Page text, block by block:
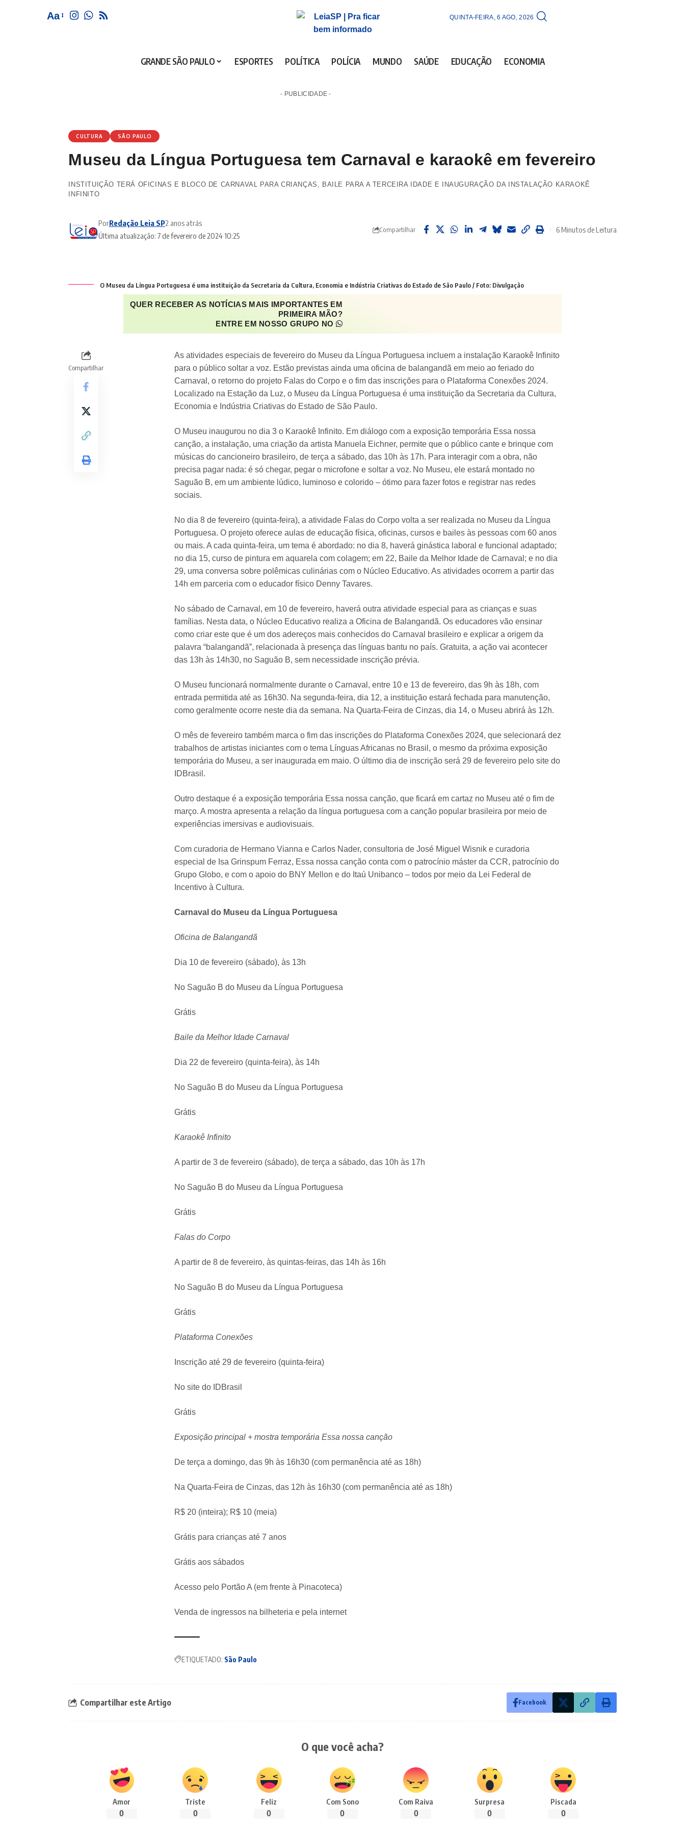
Aa QUINTA-FEIRA, 6 AGO, 2026
GRANDE SÃO PAULO ESPORTES POLÍTICA POLÍCIA MUNDO SAÚDE EDUCAÇÃO ECONOMIA
- PUBLICIDADE -
CULTURA SÃO PAULO
Museu da Língua Portuguesa tem Carnaval e karaokê em fevereiro
INSTITUIÇÃO TERÁ OFICINAS E BLOCO DE CARNAVAL PARA CRIANÇAS, BAILE PARA A TERCEIRA IDADE E INAUGURAÇÃO DA INSTALAÇÃO KARAOKÊ
INFINITO
Última atualização: 7 de fevereiro de 2024 10:25
PorRedação Leia SP2 anos atrás
Compartilhar 6 Minutos de Leitura
O Museu da Língua Portuguesa é uma instituição da Secretaria da Cultura, Economia e Indústria Criativas do Estado de São Paulo / Foto: Divulgação
QUER RECEBER AS NOTÍCIAS MAIS IMPORTANTES EM
PRIMEIRA MÃO?
ENTRE EM NOSSO GRUPO NO
Compartilhar
As atividades especiais de fevereiro do Museu da Língua Portuguesa incluem a instalação Karaokê Infinito
para o público soltar a voz. Estão previstas ainda uma oficina de balangandã em meio ao feriado do
Carnaval, o retorno do projeto Falas do Corpo e o fim das inscrições para o Plataforma Conexões 2024.
Localizado na Estação da Luz, o Museu da Língua Portuguesa é uma instituição da Secretaria da Cultura,
Economia e Indústria Criativas do Estado de São Paulo.
O Museu inaugurou no dia 3 o Karaokê Infinito. Em diálogo com a exposição temporária Essa nossa
canção, a instalação, uma criação da artista Manuela Eichner, permite que o público cante e brinque com
músicas do cancioneiro brasileiro, de terça a sábado, das 10h às 17h. Para interagir com a obra, não
precisa pagar nada: é só chegar, pegar o microfone e soltar a voz. No Museu, ele estará montado no
Saguão B, em um ambiente lúdico, luminoso e colorido – ótimo para fazer fotos e registrar nas redes
sociais.
No dia 8 de fevereiro (quinta-feira), a atividade Falas do Corpo volta a ser realizada no Museu da Língua
Portuguesa. O projeto oferece aulas de educação física, oficinas, cursos e bailes às pessoas com 60 anos
ou mais. A cada quinta-feira, um tema é abordado: no dia 8, haverá ginástica laboral e funcional adaptado;
no dia 15, curso de pintura em aquarela com colagem; em 22, Baile da Melhor Idade de Carnaval; e no dia
29, uma conversa sobre polêmicas culinárias com o Núcleo Educativo. As atividades ocorrem a partir das
14h em parceria com o educador físico Denny Tavares.
No sábado de Carnaval, em 10 de fevereiro, haverá outra atividade especial para as crianças e suas
famílias. Nesta data, o Núcleo Educativo realiza a Oficina de Balangandã. Os educadores vão ensinar
como criar este que é um dos adereços mais conhecidos do Carnaval brasileiro e explicar a origem da
palavra “balangandã”, relacionada à presença das línguas bantu no país. Gratuita, a ação vai acontecer
das 13h às 14h30, no Saguão B, sem necessidade inscrição prévia.
O Museu funcionará normalmente durante o Carnaval, entre 10 e 13 de fevereiro, das 9h às 18h, com
entrada permitida até as 16h30. Na segunda-feira, dia 12, a instituição estará fechada para manutenção,
como geralmente ocorre neste dia da semana. Na Quarta-Feira de Cinzas, dia 14, o Museu abrirá às 12h.
O mês de fevereiro também marca o fim das inscrições do Plataforma Conexões 2024, que selecionará dez
trabalhos de artistas iniciantes com o tema Línguas Africanas no Brasil, o mesmo da próxima exposição
temporária do Museu, a ser inaugurada em maio. O último dia de inscrição será 29 de fevereiro pelo site do
IDBrasil.
Outro destaque é a exposição temporária Essa nossa canção, que ficará em cartaz no Museu até o fim de
março. A mostra apresenta a relação da língua portuguesa com a canção popular brasileira por meio de
experiências imersivas e audiovisuais.
Com curadoria de Hermano Vianna e Carlos Nader, consultoria de José Miguel Wisnik e curadoria
especial de Isa Grinspum Ferraz, Essa nossa canção conta com o patrocínio máster da CCR, patrocínio do
Grupo Globo, e com o apoio do BNY Mellon e do Itaú Unibanco – todos por meio da Lei Federal de
Incentivo à Cultura.
Carnaval do Museu da Língua Portuguesa
Oficina de Balangandã
Dia 10 de fevereiro (sábado), às 13h
No Saguão B do Museu da Língua Portuguesa
Grátis
Baile da Melhor Idade Carnaval
Dia 22 de fevereiro (quinta-feira), às 14h
No Saguão B do Museu da Língua Portuguesa
Grátis
Karaokê Infinito
A partir de 3 de fevereiro (sábado), de terça a sábado, das 10h às 17h
No Saguão B do Museu da Língua Portuguesa
Grátis
Falas do Corpo
A partir de 8 de fevereiro, às quintas-feiras, das 14h às 16h
No Saguão B do Museu da Língua Portuguesa
Grátis
Plataforma Conexões
Inscrição até 29 de fevereiro (quinta-feira)
No site do IDBrasil
Grátis
Exposição principal + mostra temporária Essa nossa canção
De terça a domingo, das 9h às 16h30 (com permanência até as 18h)
Na Quarta-Feira de Cinzas, das 12h às 16h30 (com permanência até as 18h)
R$ 20 (inteira); R$ 10 (meia)
Grátis para crianças até 7 anos
Grátis aos sábados
Acesso pelo Portão A (em frente à Pinacoteca)
Venda de ingressos na bilheteria e pela internet
ETIQUETADO: São Paulo
Compartilhar este Artigo Facebook
O que você acha?
Amor
0
Triste
0
Feliz
0
Com Sono
0
Com Raiva
0
Surpresa
0
Piscada
0